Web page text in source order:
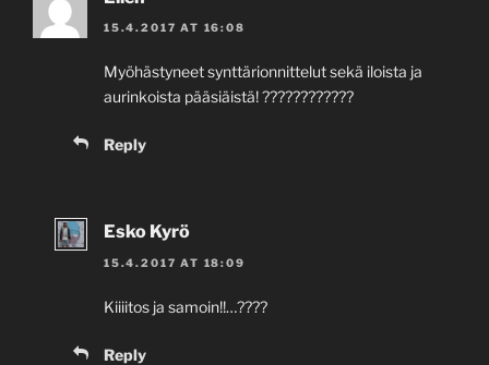
15.4.2017 AT 16:08
Myöhästyneet synttärionnittelut sekä iloista ja
aurinkoista pääsiäistä! ????????????
Reply
Esko Kyrö
15.4.2017 AT 18:09
Kiiiitos ja samoin!!…????
Reply